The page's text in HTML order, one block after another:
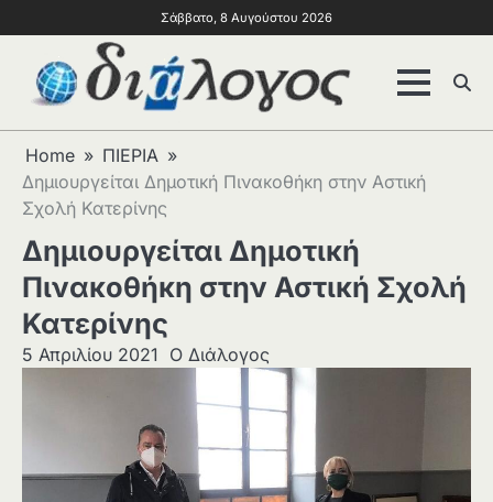
Σάββατο, 8 Αυγούστου 2026
Home
ΠΙΕΡΙΑ
Δημιουργείται Δημοτική Πινακοθήκη στην Αστική
Σχολή Κατερίνης
Δημιουργείται Δημοτική
Πινακοθήκη στην Αστική Σχολή
Κατερίνης
5 Απριλίου 2021 Ο Διάλογος